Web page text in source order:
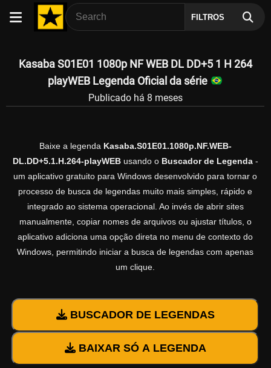
FILTROS
Kasaba S01E01 1080p NF WEB DL DD+5 1 H 264
playWEB Legenda Oficial da série
Publicado há 8 meses
Baixe a legenda Kasaba.S01E01.1080p.NF.WEB-
DL.DD+5.1.H.264-playWEBusando o Buscador de Legenda-
um aplicativo gratuito para Windows desenvolvido para tornar o
processo de busca de legendas muito mais simples, rápido e
integrado ao sistema operacional. Ao invés de abrir sites
manualmente, copiar nomes de arquivos ou ajustar títulos, o
aplicativo adiciona uma opção direta no menu de contexto do
Windows, permitindo iniciar a busca de legendas com apenas
um clique.
BUSCADOR DE LEGENDAS
BAIXAR SÓ A LEGENDA